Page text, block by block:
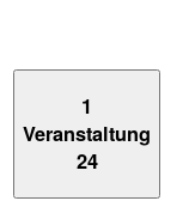
1
Veranstaltung
24